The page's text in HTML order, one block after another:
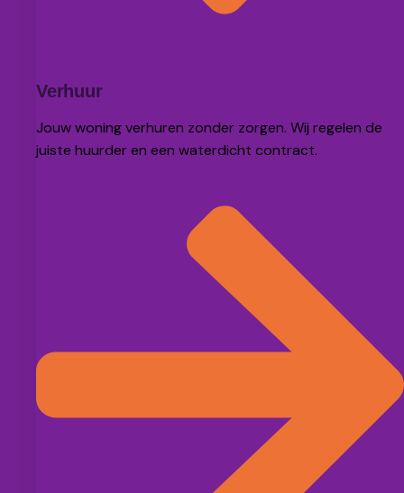
Verhuur
Jouw woning verhuren zonder zorgen. Wij regelen de
juiste huurder en een waterdicht contract.